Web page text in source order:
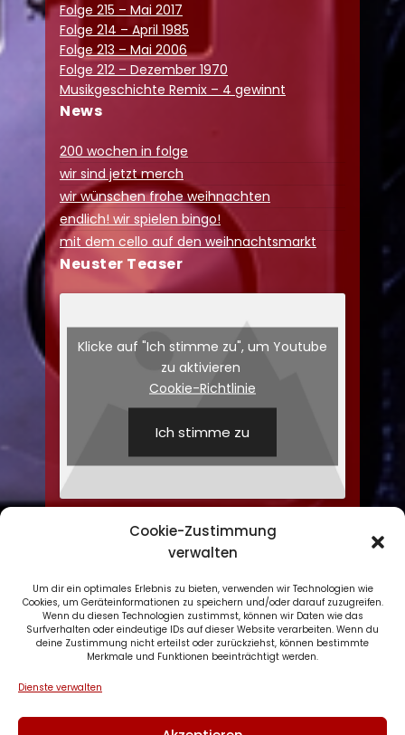
Cookie-Zustimmung
verwalten
Um dir ein optimales Erlebnis zu bieten, verwenden wir Technologien wie
Cookies, um Geräteinformationen zu speichern und/oder darauf zuzugreifen.
Wenn du diesen Technologien zustimmst, können wir Daten wie das
Surfverhalten oder eindeutige IDs auf dieser Website verarbeiten. Wenn du
deine Zustimmung nicht erteilst oder zurückziehst, können bestimmte
Merkmale und Funktionen beeinträchtigt werden.
Dienste verwalten
Folge 215 – Mai 2017
Folge 214 – April 1985
Folge 213 – Mai 2006
Folge 212 – Dezember 1970
Musikgeschichte Remix – 4 gewinnt
News
200 wochen in folge
wir sind jetzt merch
wir wünschen frohe weihnachten
endlich! wir spielen bingo!
mit dem cello auf den weihnachtsmarkt
Neuster Teaser
Klicke auf "Ich stimme zu", um Youtube
zu aktivieren
Cookie-Richtlinie
Ich stimme zu
Datenschutzerklärung
Impressum